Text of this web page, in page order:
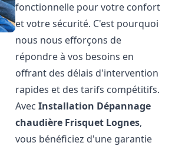
fonctionnelle pour votre confort
et votre sécurité. C'est pourquoi
nous nous efforçons de
répondre à vos besoins en
offrant des délais d'intervention
rapides et des tarifs compétitifs.
AvecInstallation Dépannage
chaudière Frisquet Lognes,
vous bénéficiez d'une garantie